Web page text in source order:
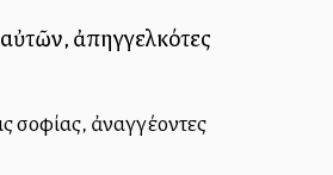
ἀπηγγελκότες
ἀναγγέλλοντες